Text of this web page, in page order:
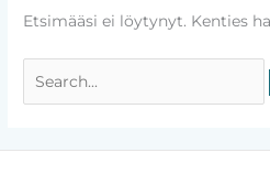
Etsimääsi ei löytynyt. Kenties
for: